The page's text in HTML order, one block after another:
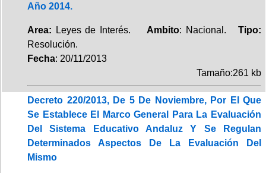
Año 2014.
Area: Leyes de Interés. Ambito: Nacional.Tipo:
Resolución.
Fecha: 20/11/2013
Tamaño:261 kb
Decreto 220/2013, De 5 De Noviembre, Por El Que
Se Establece El Marco General Para La Evaluación
Del Sistema Educativo Andaluz Y Se Regulan
Determinados Aspectos De La Evaluación Del
Mismo